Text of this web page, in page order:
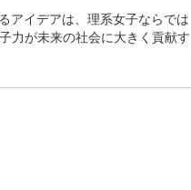
アイデアは、理系女子ならでは
力が未来の社会に大きく貢献す